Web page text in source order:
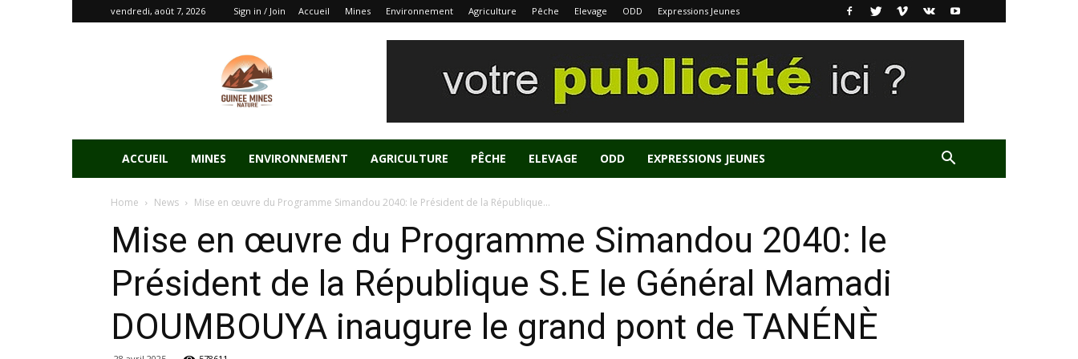
vendredi, août 7, 2026 Sign in / Join Accueil Mines Environnement Agriculture Pêche Elevage ODD Expressions Jeunes
ACCUEIL MINES ENVIRONNEMENT AGRICULTURE PÊCHE ELEVAGE ODD EXPRESSIONS JEUNES
Home News Mise en œuvre du Programme Simandou 2040: le Président de la République...
Mise en œuvre du Programme Simandou 2040: le
Président de la République S.E le Général Mamadi
DOUMBOUYA inaugure le grand pont de TANÉNÈ